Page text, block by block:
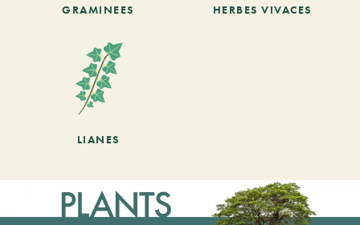
GRAMINEES HERBES VIVACES
LIANES